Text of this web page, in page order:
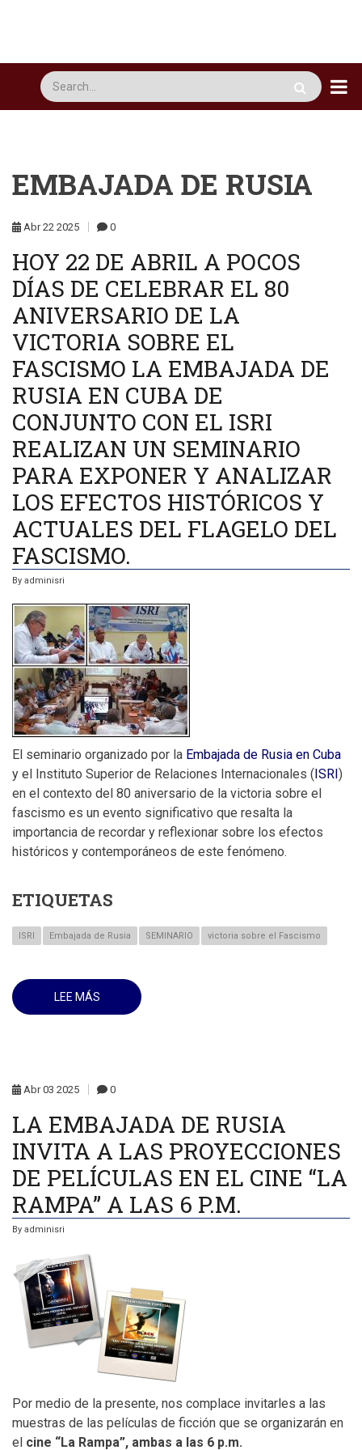
principal
EMBAJADA DE RUSIA
Abr 22 2025 0
HOY 22 DE ABRIL A POCOS
DÍAS DE CELEBRAR EL 80
ANIVERSARIO DE LA
VICTORIA SOBRE EL
FASCISMO LA EMBAJADA DE
RUSIA EN CUBA DE
CONJUNTO CON EL ISRI
REALIZAN UN SEMINARIO
PARA EXPONER Y ANALIZAR
LOS EFECTOS HISTÓRICOS Y
ACTUALES DEL FLAGELO DEL
FASCISMO.
By adminisri
El seminario organizado por la Embajada de Rusia en Cuba
y el Instituto Superior de Relaciones Internacionales (ISRI)
en el contexto del 80 aniversario de la victoria sobre el
fascismo es un evento significativo que resalta la
importancia de recordar y reflexionar sobre los efectos
históricos y contemporáneos de este fenómeno.
ETIQUETAS
ISRI Embajada de Rusia SEMINARIO victoria sobre el Fascismo
LEE MÁS
DE
80
ANIVERSARIO
DE
LA
SOBRE
EL
FASCISMO
LA
CONJUNTO
CON
EL
ISRI
REALIZAN
UN
SEMINARIO
PARA
EXPONER
ANALIZAR
EFECTOS
HISTÓRICOS
Abr 03 2025 0
LA EMBAJADA DE RUSIA
INVITA A LAS PROYECCIONES
DE PELÍCULAS EN EL CINE “LA
RAMPA” A LAS 6 P.M.
By adminisri
Por medio de la presente, nos complace invitarles a las
muestras de las películas de ficción que se organizarán en
el cine “La Rampa”, ambas a las 6 p.m.